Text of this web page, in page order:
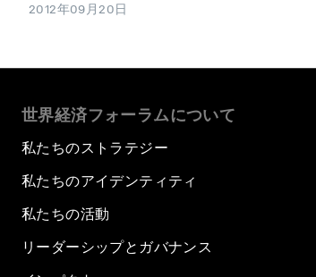
2012年09月20日
世界経済フォーラムについて
私たちのストラテジー
私たちのアイデンティティ
私たちの活動
リーダーシップとガバナンス